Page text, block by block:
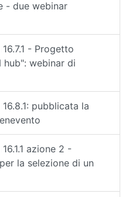
- due webinar
- Progetto
webinar di
pubblicata la
azione 2 -
la selezione di un